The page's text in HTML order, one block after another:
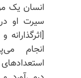
انسان یک
سیرت او
[اثرگذارانه
انجام